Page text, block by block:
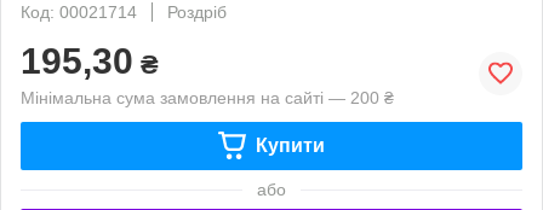
Код: 00021714
Роздріб
195,30 ₴
Мінімальна сума замовлення на сайті — 200 ₴
Купити
або